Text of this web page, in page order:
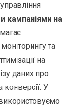
кампаніями на
та
на
даних про
конверсії. У